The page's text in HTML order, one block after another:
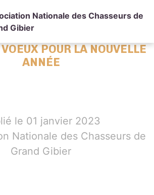
Nationale des Chasseurs de
Gibier
POUR LA NOUVELLE
ANNÉE
le 01 janvier 2023
Nationale des Chasseurs de
Grand Gibier